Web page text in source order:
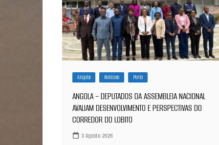
Angola Notícias Porto
ANGOLA – DEPUTADOS DA ASSEMBLEIA NACIONAL
AVALIAM DESENVOLVIMENTO E PERSPECTIVAS DO
CORREDOR DO LOBITO
3 Agosto 2026